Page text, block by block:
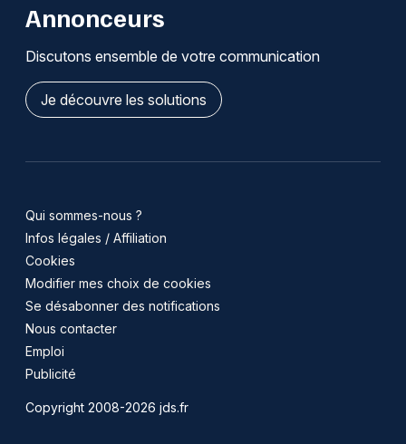
Annonceurs
Discutons ensemble de votre communication
Je découvre les solutions
Qui sommes-nous ?
Infos légales / Affiliation
Cookies
Modifier mes choix de cookies
Se désabonner des notifications
Nous contacter
Emploi
Publicité
Copyright 2008-2026 jds.fr